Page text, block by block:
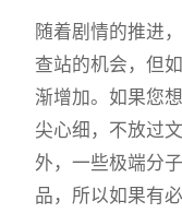
随着剧情的推进
查站的机会，但
渐增加。如果您
尖心细，不放过
外，一些极端分
品，所以如果有